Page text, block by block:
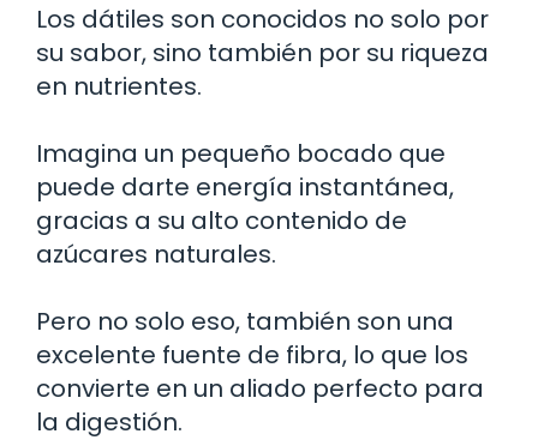
Los dátiles son conocidos no solo por
su sabor, sino también por su riqueza
en nutrientes.
Imagina un pequeño bocado que
puede darte energía instantánea,
gracias a su alto contenido de
azúcares naturales.
Pero no solo eso, también son una
excelente fuente de fibra, lo que los
convierte en un aliado perfecto para
la digestión.